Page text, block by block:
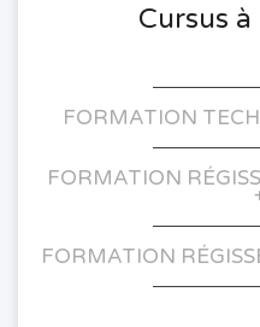
Cursus à
FORMATION
FORMATION
FORMATION